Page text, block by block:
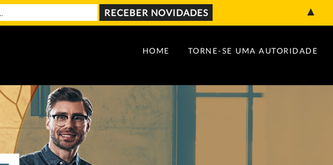
HOME TORNE-SE UMA AUTORIDADE
▲